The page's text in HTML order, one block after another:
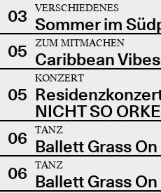
03
VERSCHIEDENES
Sommer im
05
ZUM MITMACHEN
Caribbean Vibes
05
KONZERT
NICHT SO
06
TANZ
Ballett Grass
06
TANZ
Ballett Grass